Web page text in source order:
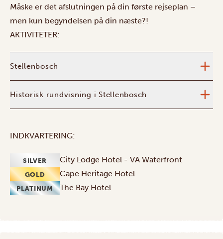
Måske er det afslutningen på din første rejseplan –
men kun begyndelsen på din næste?!
AKTIVITETER:
Stellenbosch
Historisk rundvisning i Stellenbosch
INDKVARTERING:
SILVER City Lodge Hotel - VA Waterfront
GOLD Cape Heritage Hotel
PLATINUM The Bay Hotel